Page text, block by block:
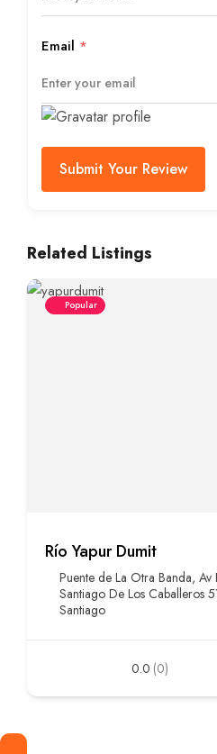
Email *
Submit Your Review
Related Listings
Popular
Río Yapur Dumit
Puente de La Otra Banda, Av
Santiago De Los Caballeros
Santiago
0.0 (0)